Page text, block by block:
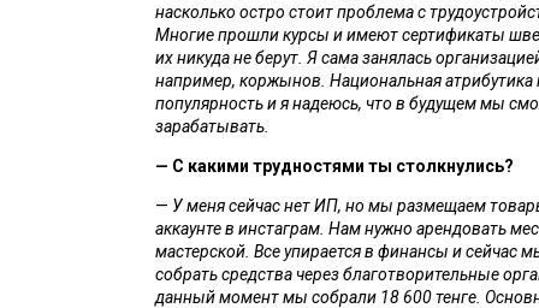
насколько остро стоит проблема с
Многие прошли курсы и имеют сертификаты
их никуда не берут. Я сама занялась
например, коржынов. Национальная атрибутика
популярность и я надеюсь, что в будущем мы
зарабатывать.
— С какими трудностями ты столкнулись?
— У меня сейчас нет ИП, но мы размещаем
аккаунте в инстаграм. Нам нужно арендовать
мастерской. Все упирается в финансы и сейчас
собрать средства через благотворительные
данный момент мы собрали 18 600 тенге.